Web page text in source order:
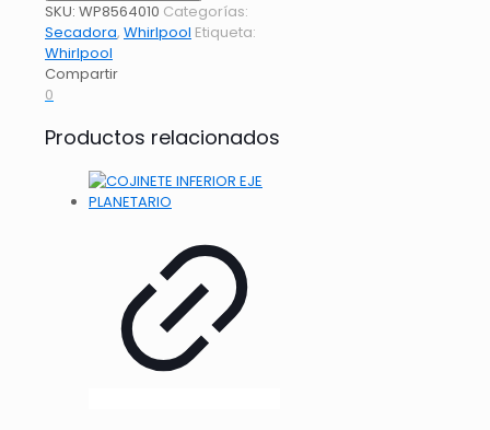
SKU: WP8564010 Categorías:
Secadora, Whirlpool Etiqueta:
Whirlpool
Compartir
0
Productos relacionados